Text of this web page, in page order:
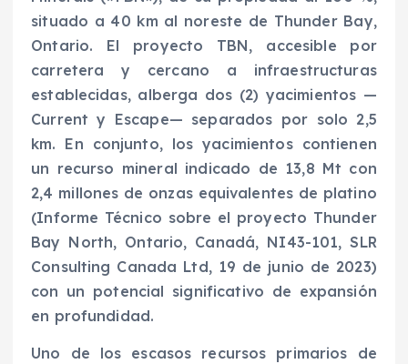
situado a 40 km al noreste de Thunder Bay,
Ontario. El proyecto TBN, accesible por
carretera y cercano a infraestructuras
establecidas, alberga dos (2) yacimientos —
Current y Escape— separados por solo 2,5
km. En conjunto, los yacimientos contienen
un recurso mineral indicado de 13,8 Mt con
2,4 millones de onzas equivalentes de platino
(Informe Técnico sobre el proyecto Thunder
Bay North, Ontario, Canadá, NI43-101, SLR
Consulting Canada Ltd, 19 de junio de 2023)
con un potencial significativo de expansión
en profundidad.
Uno de los escasos recursos primarios de